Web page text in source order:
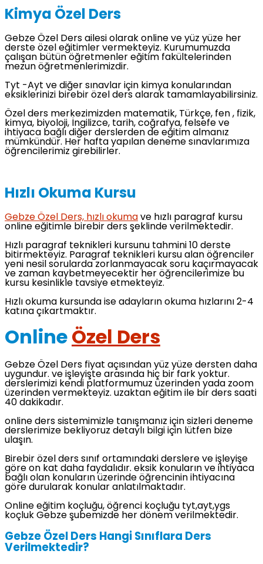
Kimya Özel Ders
Gebze Özel Ders ailesi olarak online ve yüz yüze her
derste özel eğitimler vermekteyiz. Kurumumuzda
çalışan bütün öğretmenler eğitim fakültelerinden
mezun öğretmenlerimizdir.
Tyt -Ayt ve diğer sınavlar için kimya konularından
eksiklerinizi birebir özel ders alarak tamamlayabilirsiniz.
Özel ders merkezimizden matematik, Türkçe, fen , fizik,
kimya, biyoloji, İngilizce, tarih, coğrafya, felsefe ve
ihtiyaca bağlı diğer derslerden de eğitim almanız
mümkündür. Her hafta yapılan deneme sınavlarımıza
öğrencilerimiz girebilirler.
Hızlı Okuma Kursu
Gebze Özel Ders, hızlı okuma ve hızlı paragraf kursu
online eğitimle birebir ders şeklinde verilmektedir.
Hızlı paragraf teknikleri kursunu tahmini 10 derste
bitirmekteyiz. Paragraf teknikleri kursu alan öğrenciler
yeni nesil sorularda zorlanmayacak soru kaçırmayacak
ve zaman kaybetmeyecektir her öğrencilerimize bu
kursu kesinlikle tavsiye etmekteyiz.
Hızlı okuma kursunda ise adayların okuma hızlarını 2-4
katına çıkartmaktır.
Online Özel Ders
Gebze Özel Ders fiyat açısından yüz yüze dersten daha
uygundur. ve işleyişte arasında hiç bir fark yoktur.
derslerimizi kendi platformumuz üzerinden yada zoom
üzerinden vermekteyiz. uzaktan eğitim ile bir ders saati
40 dakikadır.
online ders sistemimizle tanışmanız için sizleri deneme
derslerimize bekliyoruz detaylı bilgi için lütfen bize
ulaşın.
Birebir özel ders sınıf ortamındaki derslere ve işleyişe
göre on kat daha faydalıdır. eksik konuların ve ihtiyaca
bağlı olan konuların üzerinde öğrencinin ihtiyacına
göre durularak konular anlatılmaktadır.
Online eğitim koçluğu, öğrenci koçluğu tyt,ayt,ygs
koçluk Gebze şubemizde her dönem verilmektedir.
Gebze Özel Ders Hangi Sınıflara Ders
Verilmektedir?